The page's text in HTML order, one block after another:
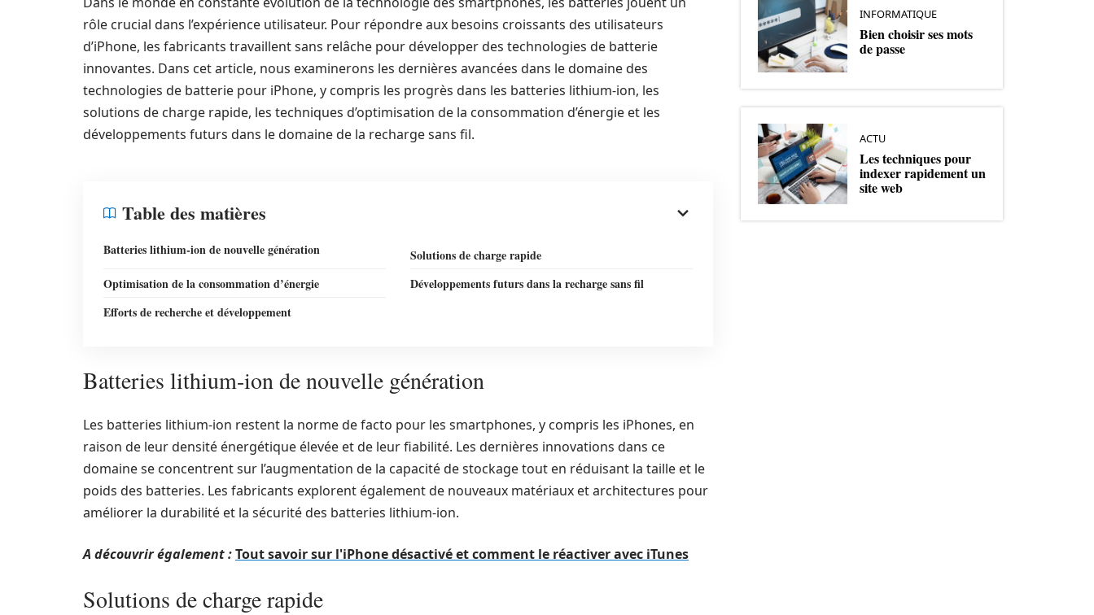
rôle crucial dans l’expérience utilisateur. Pour répondre aux besoins croissants des utilisateurs
d’iPhone, les fabricants travaillent sans relâche pour développer des technologies de batterie
innovantes. Dans cet article, nous examinerons les dernières avancées dans le domaine des
technologies de batterie pour iPhone, y compris les progrès dans les batteries lithium-ion, les
solutions de charge rapide, les techniques d’optimisation de la consommation d’énergie et les
développements futurs dans le domaine de la recharge sans fil.
Table des matières
Batteries lithium-ion de nouvelle génération
Solutions de charge rapide
Optimisation de la consommation d’énergie
Développements futurs dans la recharge sans fil
Efforts de recherche et développement
Batteries lithium-ion de nouvelle génération
Les batteries lithium-ion restent la norme de facto pour les smartphones, y compris les iPhones, en
raison de leur densité énergétique élevée et de leur fiabilité. Les dernières innovations dans ce
domaine se concentrent sur l’augmentation de la capacité de stockage tout en réduisant la taille et le
poids des batteries. Les fabricants explorent également de nouveaux matériaux et architectures pour
améliorer la durabilité et la sécurité des batteries lithium-ion.
A découvrir également :Tout savoir sur l'iPhone désactivé et comment le réactiver avec iTunes
Solutions de charge rapide
INFORMATIQUE
Bien choisir ses mots
de passe
ACTU
Les techniques pour
indexer rapidement un
site web